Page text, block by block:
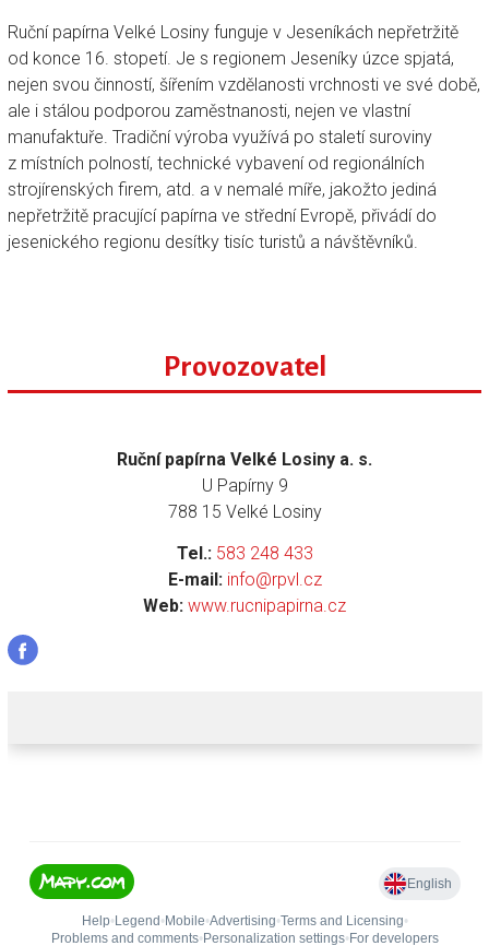
Ruční papírna Velké Losiny funguje v Jeseníkách nepřetržitě
od konce 16. stopetí. Je s regionem Jeseníky úzce spjatá,
nejen svou činností, šířením vzdělanosti vrchnosti ve své době,
ale i stálou podporou zaměstnanosti, nejen ve vlastní
manufaktuře. Tradiční výroba využívá po staletí suroviny
z místních polností, technické vybavení od regionálních
strojírenských firem, atd. a v nemalé míře, jakožto jediná
nepřetržitě pracující papírna ve střední Evropě, přivádí do
jesenického regionu desítky tisíc turistů a návštěvníků.
Provozovatel
Ruční papírna Velké Losiny a. s.
U Papírny 9
788 15 Velké Losiny
Tel.: 583 248 433
E-mail: info@rpvl.cz
Web: www.rucnipapirna.cz